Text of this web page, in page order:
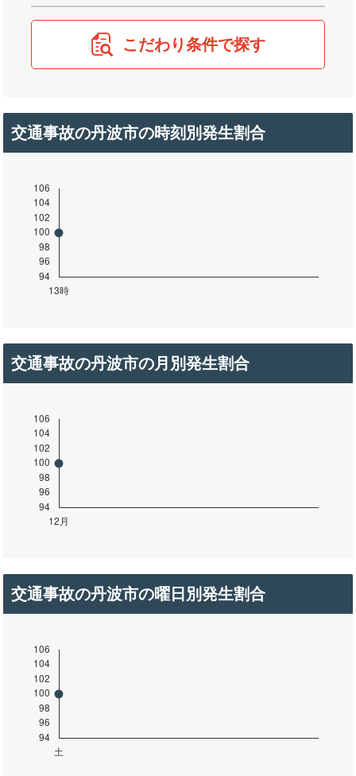
こだわり条件で探す
交通事故の丹波市の時刻別発生割合
交通事故の丹波市の月別発生割合
交通事故の丹波市の曜日別発生割合